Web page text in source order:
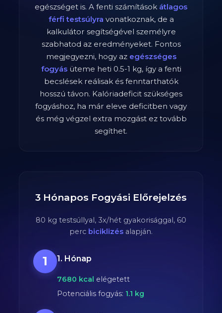
egészséget is. A fenti számítások átlagos
férfi testsúlyra vonatkoznak, de a
kalkulátor segítségével személyre
szabhatod az eredményeket. Fontos
megjegyezni, hogy az egészséges
fogyásüteme heti 0.5-1 kg, így a fenti
becslések reálisak és fenntarthatók
hosszú távon. Kalóriadeficit szükséges
fogyáshoz, ha már eleve deficitben vagy
és még végzel extra mozgást ez tovább
segíthet.
3 Hónapos Fogyási Előrejelzés
80 kg testsúllyal, 3x/hét gyakorisággal, 60
perc biciklizés alapján.
1 1. Hónap
7680 kcal elégetett
Potenciális fogyás: 1.1 kg